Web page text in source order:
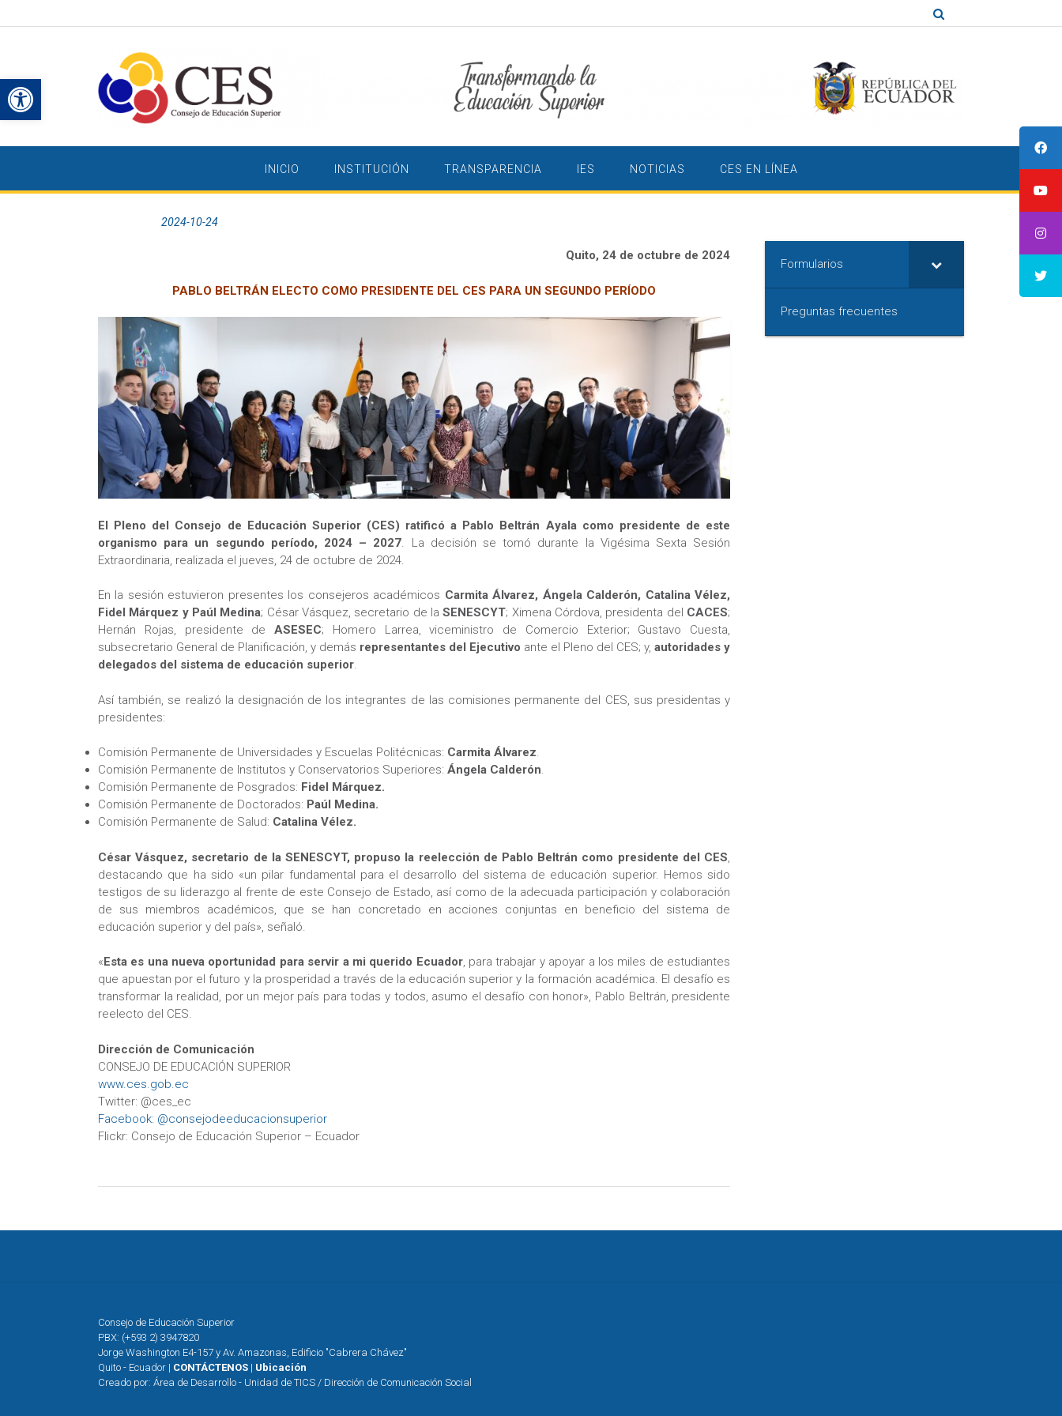
Abrir barra de herramientas
al
INICIO INSTITUCIÓN TRANSPARENCIA IES NOTICIAS CES EN LÍNEA
2024-10-24
Quito, 24 de octubre de 2024
PABLO BELTRÁN ELECTO COMO PRESIDENTE DEL CES PARA UN SEGUNDO PERÍODO
El Pleno del Consejo de Educación Superior (CES) ratificó a Pablo Beltrán Ayala como presidente de este
organismo para un segundo período, 2024 – 2027 . La decisión se tomó durante la Vigésima Sexta Sesión
Extraordinaria, realizada el jueves, 24 de octubre de 2024.
En la sesión estuvieron presentes los consejeros académicos Carmita Álvarez, Ángela Calderón, Catalina Vélez,
Fidel Márquez y Paúl Medina; César Vásquez, secretario de laSENESCYT; Ximena Córdova, presidenta del CACES;
Hernán Rojas, presidente deASESEC; Homero Larrea, viceministro de Comercio Exterior; Gustavo Cuesta,
subsecretario General de Planificación, y demás representantes del Ejecutivo ante el Pleno del CES; y,autoridades y
delegados del sistema de educación superior.
Así también, se realizó la designación de los integrantes de las comisiones permanente del CES, sus presidentas y
presidentes:
Comisión Permanente de Universidades y Escuelas Politécnicas: Carmita Álvarez.
Comisión Permanente de Institutos y Conservatorios Superiores: Ángela Calderón.
Comisión Permanente de Posgrados: Fidel Márquez.
Comisión Permanente de Doctorados: Paúl Medina.
Comisión Permanente de Salud: Catalina Vélez.
César Vásquez, secretario de la SENESCYT, propuso la reelección de Pablo Beltrán como presidente del CES
destacando que ha sido «un pilar fundamental para el desarrollo del sistema de educación superior. Hemos sido
testigos de su liderazgo al frente de este Consejo de Estado, así como de la adecuada participación y colaboración
de sus miembros académicos, que se han concretado en acciones conjuntas en beneficio del sistema de
educación superior y del país», señaló.
«Esta es una nueva oportunidad para servir a mi querido Ecuador, para trabajar y apoyar a los miles de estudiantes
que apuestan por el futuro y la prosperidad a través de la educación superior y la formación académica. El desafío es
transformar la realidad, por un mejor país para todas y todos, asumo el desafío con honor», Pablo Beltrán, presidente
reelecto del CES.
Dirección de Comunicación
CONSEJO DE EDUCACIÓN SUPERIOR
www.ces.gob.ec
Twitter: @ces_ec
Facebook: @consejodeeducacionsuperior
Flickr: Consejo de Educación Superior – Ecuador
Formularios
Preguntas frecuentes
Consejo de Educación Superior
PBX: (+593 2) 3947820
Jorge Washington E4-157 y Av. Amazonas, Edificio "Cabrera Chávez"
Quito - Ecuador | CONTÁCTENOS | Ubicación
Creado por: Área de Desarrollo - Unidad de TICS / Dirección de Comunicación Social